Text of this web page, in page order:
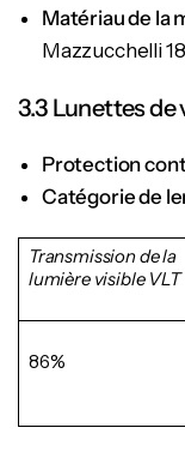
Matériau de la
Mazzucchelli
3.3 Lunettes de
Protection
Catégorie de
Transmission de la
lumière visible VLT
86%